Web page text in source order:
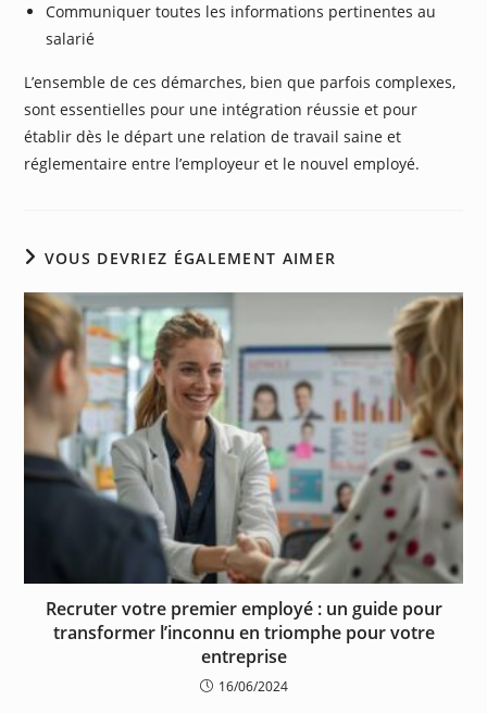
Communiquer toutes les informations pertinentes au
salarié
L’ensemble de ces démarches, bien que parfois complexes,
sont essentielles pour une intégration réussie et pour
établir dès le départ une relation de travail saine et
réglementaire entre l’employeur et le nouvel employé.
VOUS DEVRIEZ ÉGALEMENT AIMER
Recruter votre premier employé : un guide pour
transformer l’inconnu en triomphe pour votre
entreprise
16/06/2024